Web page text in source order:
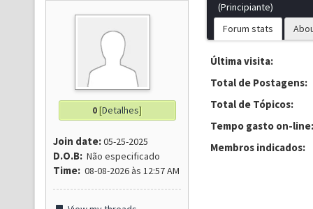
0[Detalhes]
Join date:05-25-2025
D.O.B: Não especificado
Time: 08-08-2026 às 12:57 AM
(Principiante)
Forum stats
Última visita:
Total de Postagens:
Total de Tópicos:
Tempo gasto on-line:
Membros indicados: